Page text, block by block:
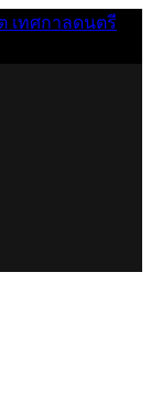
ศกาลดนตรี เพลง